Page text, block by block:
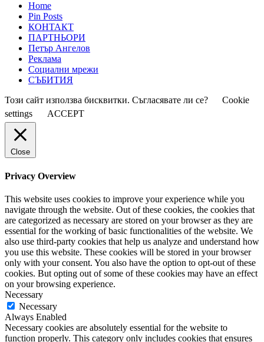
Home
Pin Posts
КОНТАКТ
ПАРТНЬОРИ
Петър Ангелов
Реклама
Социални мрежи
СЪБИТИЯ
Този сайт използва бисквитки. Съгласявате ли се?
Cookie
settings
ACCEPT
Close
Privacy Overview
This website uses cookies to improve your experience while you
navigate through the website. Out of these cookies, the cookies that
are categorized as necessary are stored on your browser as they are
essential for the working of basic functionalities of the website. We
also use third-party cookies that help us analyze and understand how
you use this website. These cookies will be stored in your browser
only with your consent. You also have the option to opt-out of these
cookies. But opting out of some of these cookies may have an effect
on your browsing experience.
Necessary
Necessary
Always Enabled
Necessary cookies are absolutely essential for the website to
function properly. This category only includes cookies that ensures